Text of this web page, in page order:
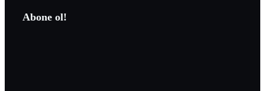
Abone ol!